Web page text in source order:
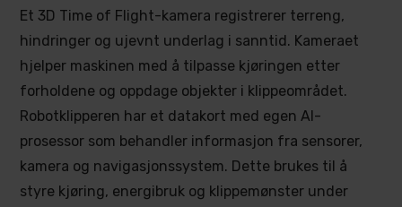
Et 3D Time of Flight-kamera registrerer terreng,
hindringer og ujevnt underlag i sanntid. Kameraet
hjelper maskinen med å tilpasse kjøringen etter
forholdene og oppdage objekter i klippeområdet.
Robotklipperen har et datakort med egen AI-
prosessor som behandler informasjon fra sensorer,
kamera og navigasjonssystem. Dette brukes til å
styre kjøring, energibruk og klippemønster under